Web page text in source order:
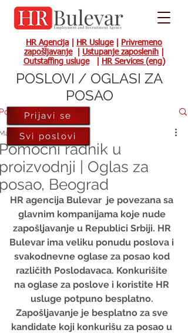
HR Agencija HR Usluge|
Privremeno
zapošljavanje| Ustupanje zaposlenih
Outstaffing usluge| HR Services (eng)
radnik u
| Oglas za
Beograd
29, 2024
HR agencija Bulevar  je povezana sa
glavnim kompanijama koje nude
zapošljavanje u Republici Srbiji. HR
Bulevar ima veliku ponudu poslova i
svakodnevne oglase za posao kod
različith Poslodavaca. Konkurišite
na oglase za poslove i koristite HR
usluge potpuno besplatno.
Zapošljavanje je besplatno za sve
kandidate koji konkurišu za posao u
Prijavi se
Svi poslovi
POSLOVI / OGLASI ZA
POSAO